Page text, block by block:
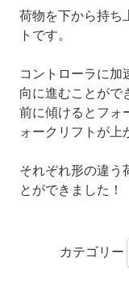
荷物を下から持ち
トです。
コントローラに加
向に進むことがで
前に傾けるとフォ
ォークリフトが上
それぞれ形の違う
とができました！
カテゴリー